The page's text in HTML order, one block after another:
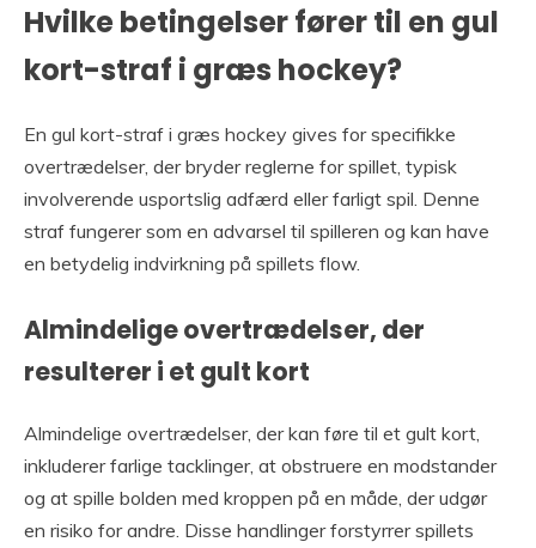
Hvilke betingelser fører til en gul
kort-straf i græs hockey?
En gul kort-straf i græs hockey gives for specifikke
overtrædelser, der bryder reglerne for spillet, typisk
involverende usportslig adfærd eller farligt spil. Denne
straf fungerer som en advarsel til spilleren og kan have
en betydelig indvirkning på spillets flow.
Almindelige overtrædelser, der
resulterer i et gult kort
Almindelige overtrædelser, der kan føre til et gult kort,
inkluderer farlige tacklinger, at obstruere en modstander
og at spille bolden med kroppen på en måde, der udgør
en risiko for andre. Disse handlinger forstyrrer spillets